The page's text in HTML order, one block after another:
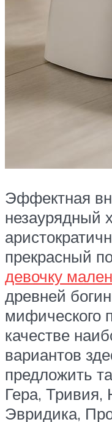
Эффектная
незаурядный
прекрасный
девочку
древней
мифического
качестве
вариантов
предложить
Гера,
Эвридика,